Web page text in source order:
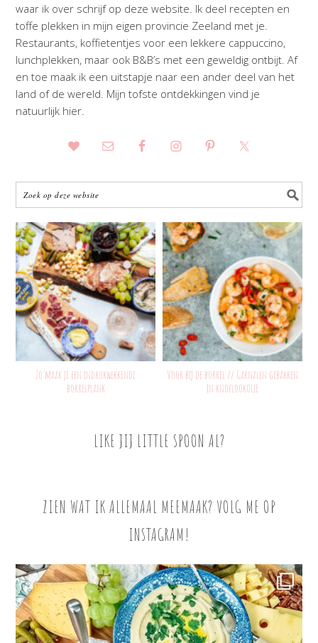
waar ik over schrijf op deze website. Ik deel recepten en
toffe plekken in mijn eigen provincie Zeeland met je.
Restaurants, koffietentjes voor een lekkere cappuccino,
lunchplekken, maar ook B&B’s met een geweldig ontbijt. Af
en toe maak ik een uitstapje naar een ander deel van het
land of de wereld. Mijn tofste ontdekkingen vind je
natuurlijk hier.
Zo maak je een indrukwekkende
borrelplank
Voor bij de borrel // Garnalen gebakken
in knoflookolie
LIKE JIJ LITTLE SPOON AL?
ZIEN WAT IK ALLEMAAL MEEMAAK? VOLG ME OP
INSTAGRAM!